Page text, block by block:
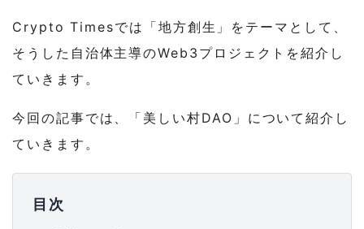
Crypto Timesでは「地方創生」をテーマとして、
そうした自治体主導のWeb3プロジェクトを紹介し
ていきます。
今回の記事では、「美しい村DAO」について紹介し
ていきます。
目次